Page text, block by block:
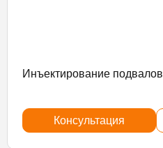
Инъектирование подвалов
Консультация